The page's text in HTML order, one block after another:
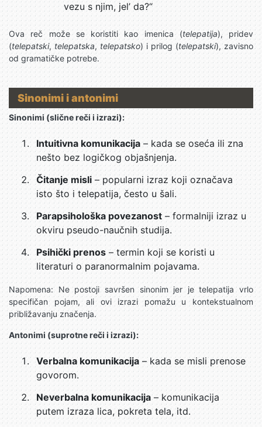
vezu s njim, jel’ da?“
Ova reč može se koristiti kao imenica (telepatija), pridev
(telepatski,telepatska, telepatsko) i prilog (telepatski), zavisno
od gramatičke potrebe.
Sinonimi i antonimi
Sinonimi (slične reči i izrazi):
Intuitivna komunikacija – kada se oseća ili zna
nešto bez logičkog objašnjenja.
Čitanje misli – popularni izraz koji označava
isto što i telepatija, često u šali.
Parapsihološka povezanost – formalniji izraz u
okviru pseudo-naučnih studija.
Psihički prenos – termin koji se koristi u
literaturi o paranormalnim pojavama.
Napomena: Ne postoji savršen sinonim jer je telepatija vrlo
specifičan pojam, ali ovi izrazi pomažu u kontekstualnom
približavanju značenja.
Antonimi (suprotne reči i izrazi):
Verbalna komunikacija – kada se misli prenose
govorom.
Neverbalna komunikacija– komunikacija
putem izraza lica, pokreta tela, itd.